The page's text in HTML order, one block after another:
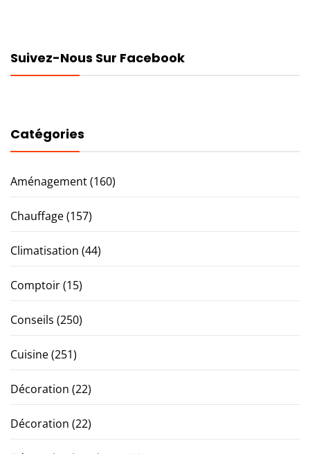
Suivez-Nous Sur Facebook
Catégories
Aménagement(160)
Chauffage(157)
Climatisation (44)
Comptoir(15)
Conseils (250)
Cuisine(251)
Décoration (22)
Décoration (22)